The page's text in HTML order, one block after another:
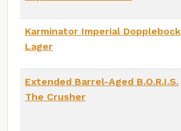
Karminator Imperial Dopplebock
Lager
Extended Barrel-Aged B.O.R.I.S.
The Crusher